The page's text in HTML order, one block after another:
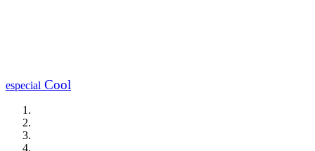
especial Cool